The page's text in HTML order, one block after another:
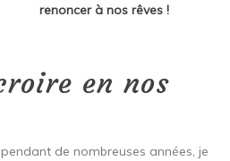
renoncer à nos rêves !
en nos
de nombreuses années, je